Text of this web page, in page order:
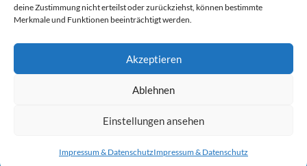
deine Zustimmung nicht erteilst oder zurückziehst, können bestimmte
Merkmale und Funktionen beeinträchtigt werden.
Akzeptieren
Ablehnen
Einstellungen ansehen
Impressum & DatenschutzImpressum & Datenschutz
STARTSEITE
ÜBER
KOOPERATIONEN
Sie können die Erfassung Ihrer Daten durch Google Analytics
verhindern, indem Sie auf folgenden Link klicken. Es wird ein
Opt-Out-Cookie gesetzt, der die Erfassung Ihrer Daten bei
Analytics deaktivieren:Hier klicken um dich auszutragen.